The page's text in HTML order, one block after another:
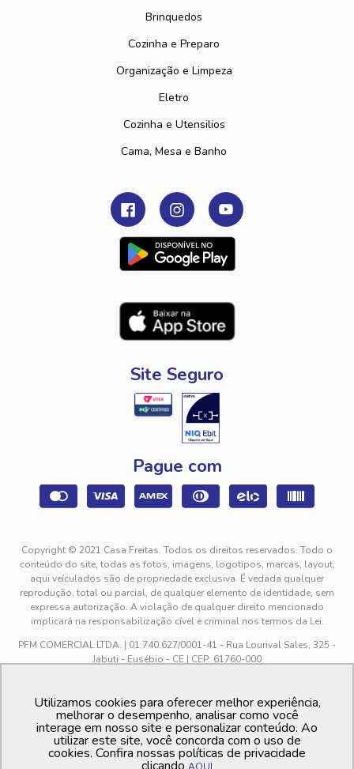
Brinquedos
Cozinha e Preparo
Organização e Limpeza
Eletro
Cozinha e Utensilios
Cama, Mesa e Banho
Site Seguro
Pague com
Copyright © 2021 Casa Freitas. Todos os direitos reservados. Todo o
conteúdo do site, todas as fotos, imagens, logotipos, marcas, layout,
aqui veículados são de propriedade exclusiva. É vedada qualquer
reprodução, total ou parcial, de qualquer elemento de identidade, sem
expressa autorização. A violação de qualquer direito mencionado
implicará na responsabilização cível e criminal nos termos da Lei.
PFM COMERCIAL LTDA. | 01.740.627/0001-41 - Rua Lourival Sales, 325 -
Jabuti - Eusébio - CE | CEP: 61760-000
feriados.
Os preços dos produtos estão sujeitos a alteração sem aviso prévio. O
preço valido é sempre o apresentado no momento da finalização da
compra, no carrinho de compras.
Utilizamos cookies para oferecer melhor experiência,
melhorar o desempenho, analisar como você
interage em nosso site e personalizar conteúdo. Ao
utilizar este site, você concorda com o uso de
cookies. Confira nossas políticas de privacidade